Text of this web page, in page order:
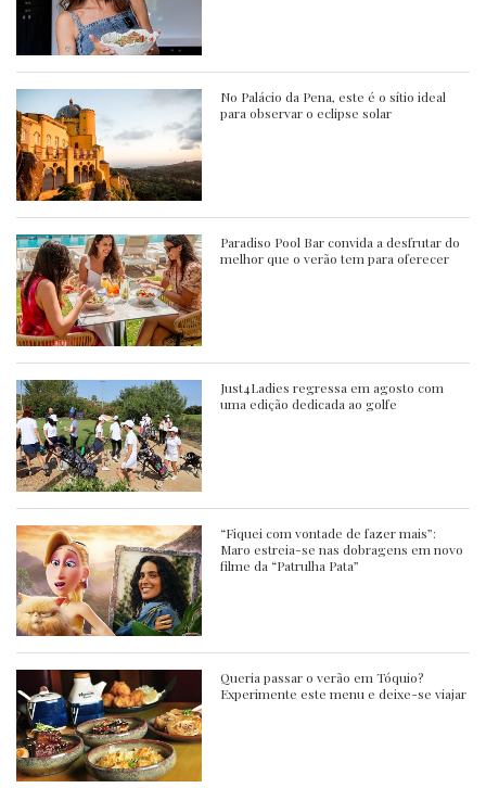
No Palácio da Pena, este é o sítio ideal
para observar o eclipse solar
Paradiso Pool Bar convida a desfrutar do
melhor que o verão tem para oferecer
Just4Ladies regressa em agosto com
uma edição dedicada ao golfe
“Fiquei com vontade de fazer mais”:
Maro estreia-se nas dobragens em novo
filme da “Patrulha Pata”
Queria passar o verão em Tóquio?
Experimente este menu e deixe-se viajar